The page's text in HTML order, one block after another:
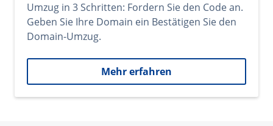
Umzug in 3 Schritten: Fordern Sie den Code an.
Geben Sie Ihre Domain ein Bestätigen Sie den
Domain-Umzug.
Mehr erfahren